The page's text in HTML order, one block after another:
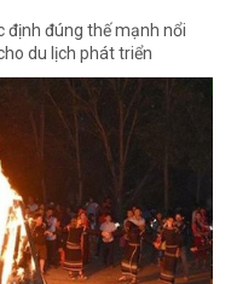
định đúng thế mạnh nổi
du lịch phát triển